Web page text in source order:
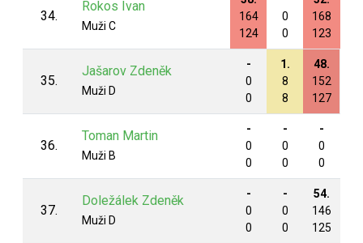
34.
Rokos Ivan
Muži C
164
124
0
0
168
123
35.
Jašarov Zdeněk
Muži D
-
0
0
1.
8
8
48.
152
127
36.
Toman Martin
Muži B
-
0
0
-
0
0
-
0
0
37.
Doležálek Zdeněk
Muži D
-
0
0
-
0
0
54.
146
125